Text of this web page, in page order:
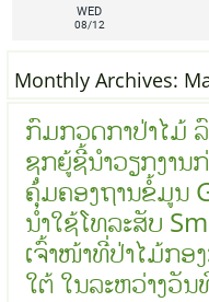
WED
08/12
Monthly Archives:
ກົມກວດກາປ່າໄມ້
ຊຸກຍູ້ຊີ້ນຳວຽກງານ
ຄຸ້ມຄອງຖານຂໍ້ມູນ
ນຳໃຊ້ໂທລະສັບ
ເຈົ້າໜ້າທີ່ປ່າໄມ້ກອ
ໃຕ້ ໃນລະຫວ່າງວັ